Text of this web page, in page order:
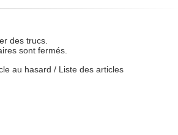
des trucs.
sont fermés.
au hasard / Liste des articles